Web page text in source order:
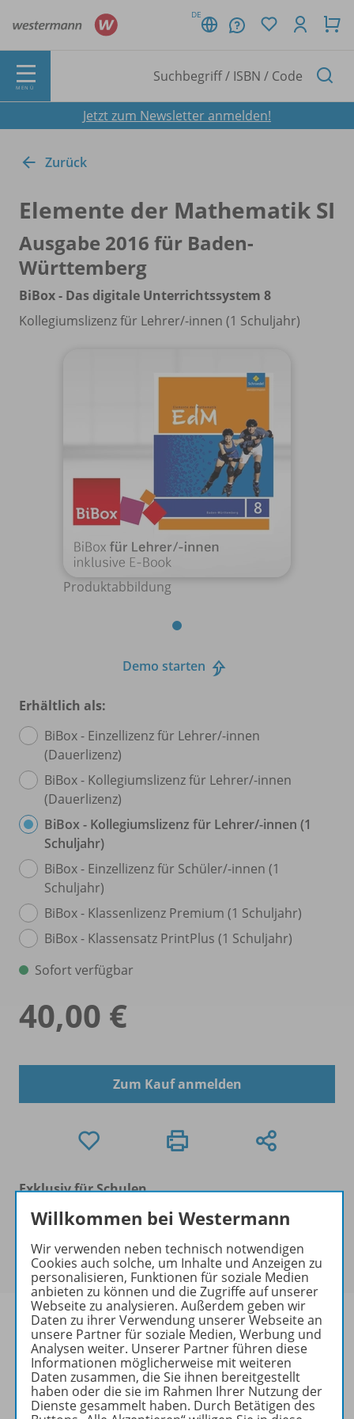
DE
MENÜ
Jetzt zum Newsletter anmelden!
Zurück
Elemente der Mathematik SI
Ausgabe 2016 für Baden-
Württemberg
BiBox - Das digitale Unterrichtssystem 8
Kollegiumslizenz für Lehrer/-innen (1 Schuljahr)
Produktabbildung
Demo starten
Erhältlich als:
BiBox - Einzellizenz für Lehrer/-innen
(Dauerlizenz)
BiBox - Kollegiumslizenz für Lehrer/-innen
(Dauerlizenz)
BiBox - Kollegiumslizenz für Lehrer/-innen (1
Schuljahr)
BiBox - Einzellizenz für Schüler/-innen (1
Schuljahr)
BiBox - Klassenlizenz Premium (1 Schuljahr)
BiBox - Klassensatz PrintPlus (1 Schuljahr)
Sofort verfügbar
40,00 €
Zum Kauf anmelden
Exklusiv für Schulen
Dieses Produkt kann nur über das Benutzerkonto
der Schule bestellt werden. Ihre/n Ansprechpartner/-
in des Benutzerkontos der Schule finden Sie in in der
Kontoführung unterMeine Schulen.
Produktinformationen
Willkommen bei Westermann
Wir verwenden neben technisch notwendigen
Cookies auch solche, um Inhalte und Anzeigen zu
personalisieren, Funktionen für soziale Medien
anbieten zu können und die Zugriffe auf unserer
Webseite zu analysieren. Außerdem geben wir
Daten zu ihrer Verwendung unserer Webseite an
unsere Partner für soziale Medien, Werbung und
Analysen weiter. Unserer Partner führen diese
Informationen möglicherweise mit weiteren
Daten zusammen, die Sie ihnen bereitgestellt
haben oder die sie im Rahmen Ihrer Nutzung der
Dienste gesammelt haben. Durch Betätigen des